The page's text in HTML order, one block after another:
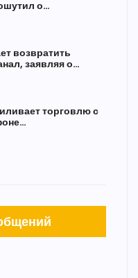
о
бороться»
возвратить
заявляя о
торговлю с